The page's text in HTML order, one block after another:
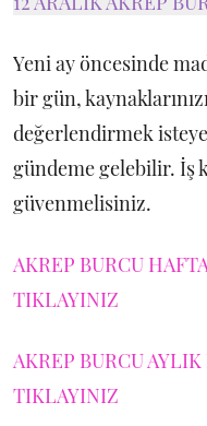
Yeni ay öncesinde
bir gün,
değerlendirmek
gündeme gelebilir. İş
güvenmelisiniz.
AKREP BURCU
TIKLAYINIZ
AKREP BURCU
TIKLAYINIZ